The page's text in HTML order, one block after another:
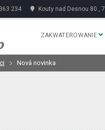
234 Kouty nad Desnou 80 ,
ZAKWATEROWANIE
Nová novinka